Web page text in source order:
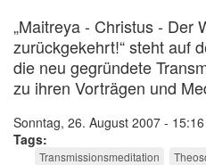
„Maitreya - Christus - Der
zurückgekehrt!“ steht auf
die neu gegründete
zu ihren Vorträgen und
Sonntag, 26. August 2007 - 15:16
Tags
Transmissionsmeditation